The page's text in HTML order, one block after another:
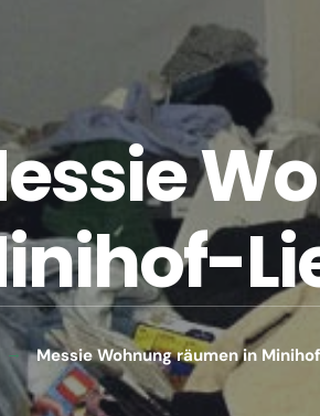
Messie Wohnung räumen in